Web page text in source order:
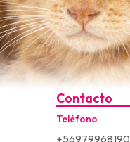
Contacto
Teléfono
+56979968190